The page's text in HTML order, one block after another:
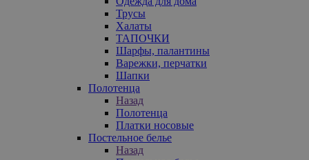
Трусы
Халаты
ТАПОЧКИ
Шарфы, палантины
Варежки, перчатки
Шапки
Полотенца
Назад
Полотенца
Платки носовые
Постельное белье
Назад